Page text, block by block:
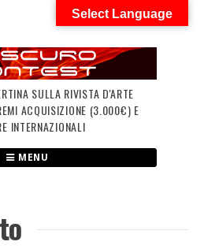
SULLA RIVISTA D'ARTE
ACQUISIZIONE (3.000€) E
INTERNAZIONALI
MENU
Select Language